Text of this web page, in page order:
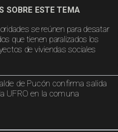
se reúnen para desatar
que tienen paralizados los
de viviendas sociales
de Pucón confirma salida
UFRO en la comuna
SOBRE ESTE TEMA